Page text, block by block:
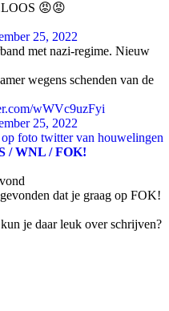
😡😡
25, 2022
met nazi-regime. Nieuw
wegens schenden van de
wWVc9uzFyi
25, 2022
foto twitter van houwelingen
/ WNL / FOK!
dat je graag op FOK!
je daar leuk over schrijven?